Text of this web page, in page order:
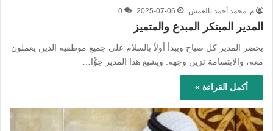
م. محمد أحمد بالعمش 2025-07-06
0
المدير المبتكر المبدع والمتميز
يحضر المدير كل صباح ويبدأ أولاً بالسلام على جميع موظفيه الذين يعملون
معه، والابتسامة تزين وجهه. ويشيع هذا المدير جوًّا…
أكمل القراءة »